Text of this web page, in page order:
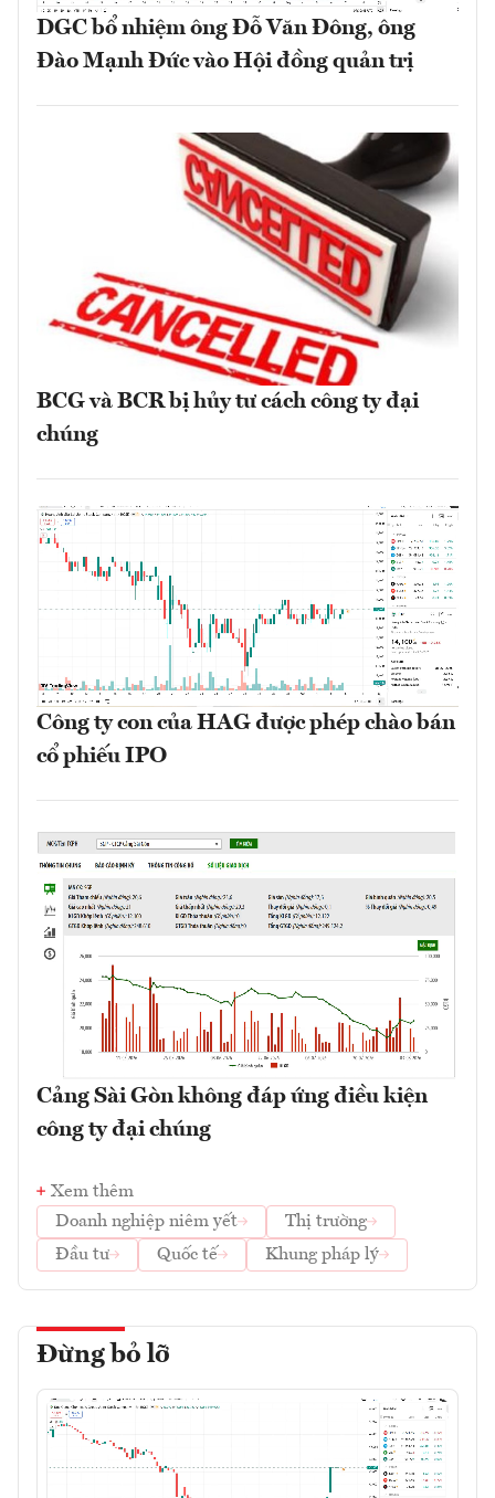
DGC bổ nhiệm ông Đỗ Văn Đông, ông
Đào Mạnh Đức vào Hội đồng quản trị
BCG và BCR bị hủy tư cách công ty đại
chúng
Công ty con của HAG được phép chào bán
cổ phiếu IPO
Cảng Sài Gòn không đáp ứng điều kiện
công ty đại chúng
Xem thêm
Doanh nghiệp niêm yết
Thị trường
Đầu tư
Quốc tế Khung pháp lý
Đừng bỏ lỡ